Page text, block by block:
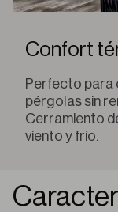
Confort
Perfecto para
pérgolas sin
Cerramiento
viento y frío.